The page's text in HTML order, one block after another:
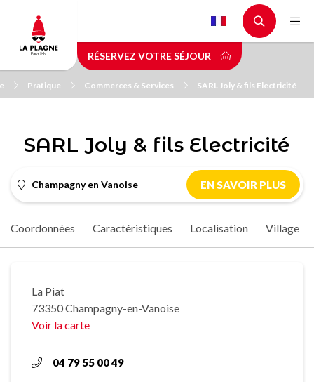
contenu
principal
RÉSERVEZ VOTRE SÉJOUR
Pratique Commerces & Services SARL Joly & fils Electricité
SARL Joly & fils Electricité
Champagny en Vanoise EN SAVOIR PLUS
Coordonnées Caractéristiques Localisation Village
La Piat
73350 Champagny-en-Vanoise
Voir la carte
04 79 55 00 49